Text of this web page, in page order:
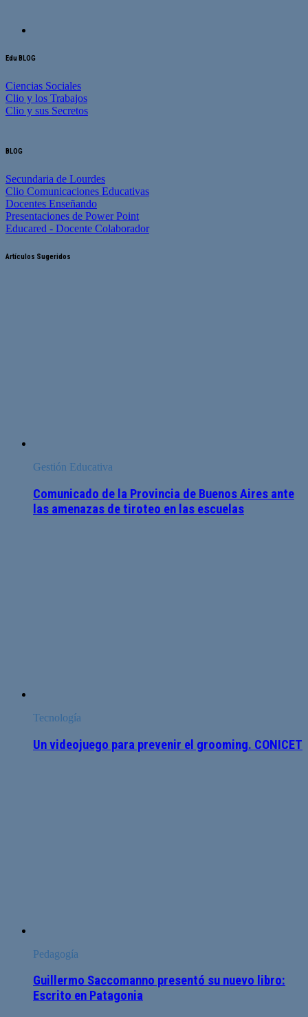
Edu BLOG
Ciencias Sociales
Clio y los Trabajos
Clio y sus Secretos
BLOG
Secundaria de Lourdes
Clio Comunicaciones Educativas
Docentes Enseñando
Presentaciones de Power Point
Educared - Docente Colaborador
Artículos Sugeridos
Gestión Educativa
Comunicado de la Provincia de Buenos Aires ante
las amenazas de tiroteo en las escuelas
Tecnología
Un videojuego para prevenir el grooming. CONICET
Pedagogía
Guillermo Saccomanno presentó su nuevo libro:
Escrito en Patagonia